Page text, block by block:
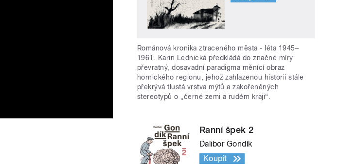
Románová kronika ztraceného města - léta 1945–
1961. Karin Lednická předkládá do značné míry
převratný, dosavadní paradigma měnící obraz
hornického regionu, jehož zahlazenou historii stále
překrývá tlustá vrstva mýtů a zakořeněných
stereotypů o „černé zemi a rudém kraji“.
Ranní špek 2
Dalibor Gondík
Koupit